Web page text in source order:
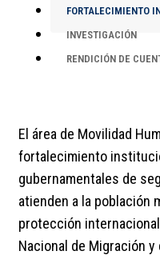
FORTALECIMIENTO
INVESTIGACIÓN
RENDICIÓN DE
El área de Movilidad
fortalecimiento
gubernamentales de
atienden a la población
protección
Nacional de Migración